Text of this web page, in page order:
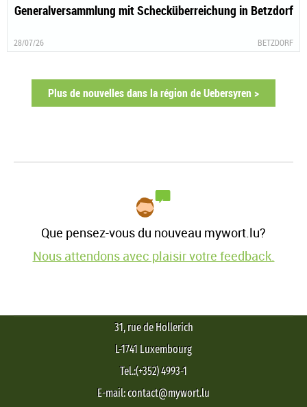
Generalversammlung mit Schecküberreichung in Betzdorf
28/07/26 BETZDORF
Plus de nouvelles dans la région de Uebersyren >
Que pensez-vous du nouveau mywort.lu?
Nous attendons avec plaisir votre feedback.
31, rue de Hollerich
L-1741 Luxembourg
Tel.:(+352) 4993-1
E-mail: contact@mywort.lu